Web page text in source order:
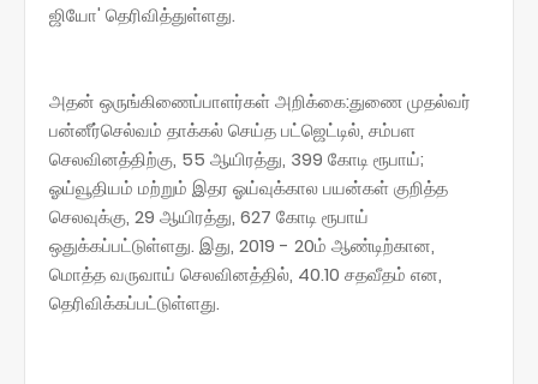
ஜியோ' தெரிவித்துள்ளது.
அதன் ஒருங்கிணைப்பாளர்கள் அறிக்கை:துணை முதல்வர்
பன்னீர்செல்வம் தாக்கல் செய்த பட்ஜெட்டில், சம்பள
செலவினத்திற்கு, 55 ஆயிரத்து, 399 கோடி ரூபாய்;
ஓய்வூதியம் மற்றும் இதர ஓய்வுக்கால பயன்கள் குறித்த
செலவுக்கு, 29 ஆயிரத்து, 627 கோடி ரூபாய்
ஒதுக்கப்பட்டுள்ளது. இது, 2019 - 20ம் ஆண்டிற்கான,
மொத்த வருவாய் செலவினத்தில், 40.10 சதவீதம் என,
தெரிவிக்கப்பட்டுள்ளது.